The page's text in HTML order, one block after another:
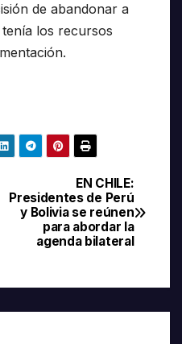
de abandonar a
los recursos
EN CHILE:
Presidentes de Perú
y Bolivia se reúnen
para abordar la
agenda bilateral